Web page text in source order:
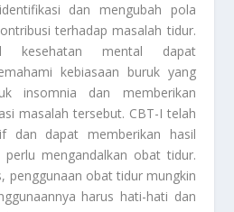
dan mengubah pola
terhadap masalah tidur.
kesehatan mental dapat
kebiasaan buruk yang
insomnia dan memberikan
masalah tersebut. CBT-I telah
dan dapat memberikan hasil
mengandalkan obat tidur.
penggunaan obat tidur mungkin
harus hati-hati dan